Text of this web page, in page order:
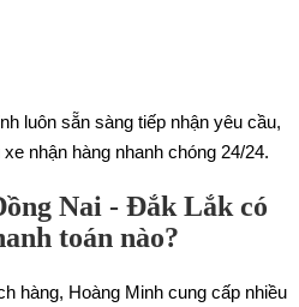
luôn sẵn sàng tiếp nhận yêu cầu,
nhận hàng nhanh chóng 24/24.
Nai - Đắk Lắk có
toán nào?
hàng, Hoàng Minh cung cấp nhiều